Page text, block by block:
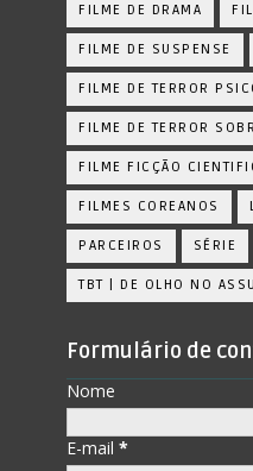
FILME DE DRAMA
FILME DE SUSPENSE
FILME DE TERROR
FILME DE TERROR
FILME FICÇÃO
FILMES COREANOS
PARCEIROS SÉRIE
TBT | DE OLHO NO
Formulário de
Nome
E-mail*